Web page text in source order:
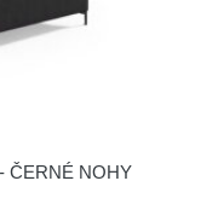
ČERNÉ NOHY